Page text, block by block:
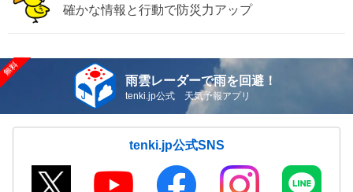
確かな情報と行動で防災力アップ
雨雲レーダーで雨を回避！
tenki.jp公式 天気予報アプリ
tenki.jp公式SNS